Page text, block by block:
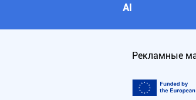
АI
Рекламные